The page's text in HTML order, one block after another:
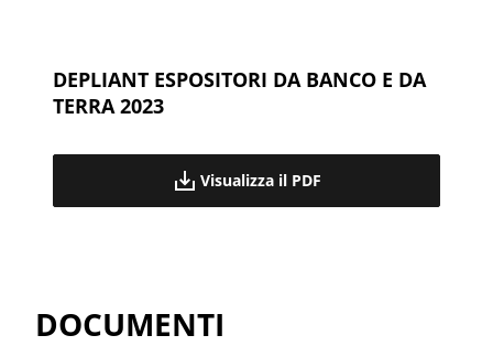
DEPLIANT ESPOSITORI DA BANCO E DA
TERRA 2023
Visualizza il PDF
DOCUMENTI